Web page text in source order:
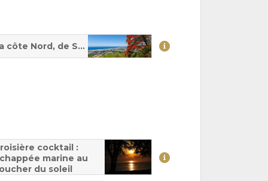
côte Nord, de Saint-Denis à Sainte-Suzanne
cocktail :
marine au
du soleil